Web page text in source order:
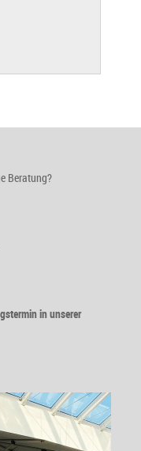
Beratung?
in unserer